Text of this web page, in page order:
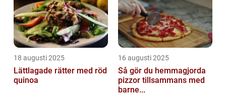
18 augusti 2025
Lättlagade rätter med röd
quinoa
16 augusti 2025
Så gör du hemmagjorda
pizzor tillsammans med
barne...